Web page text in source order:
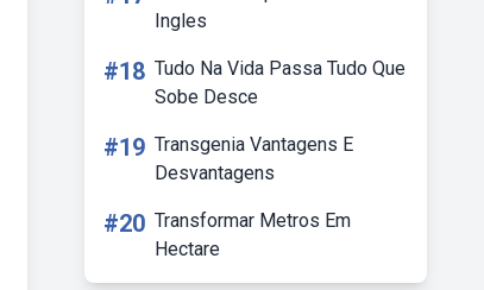
Ingles
#18 Tudo Na Vida Passa Tudo Que
Sobe Desce
#19 Transgenia Vantagens E
Desvantagens
#20 Transformar Metros Em
Hectare